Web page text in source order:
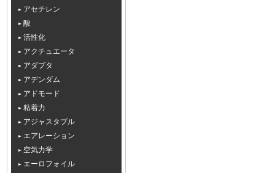
アセチレン
酸
活性化
アクチュエータ
アダプタ
アデンダム
アドモード
粘着力
アジャスタブル
エアレーション
空気力学
エーロフォイル